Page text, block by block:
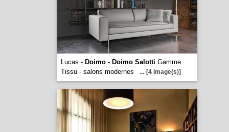
Lucas - Doimo - Doimo Salotti Gamme
Tissu - salons modernes
... [4 image(s)]